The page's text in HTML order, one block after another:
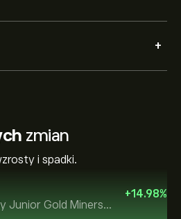
+
zmian
i spadki.
Direxion Daily Junior Gold Miners Index Bull 2X ETF
+14.98%